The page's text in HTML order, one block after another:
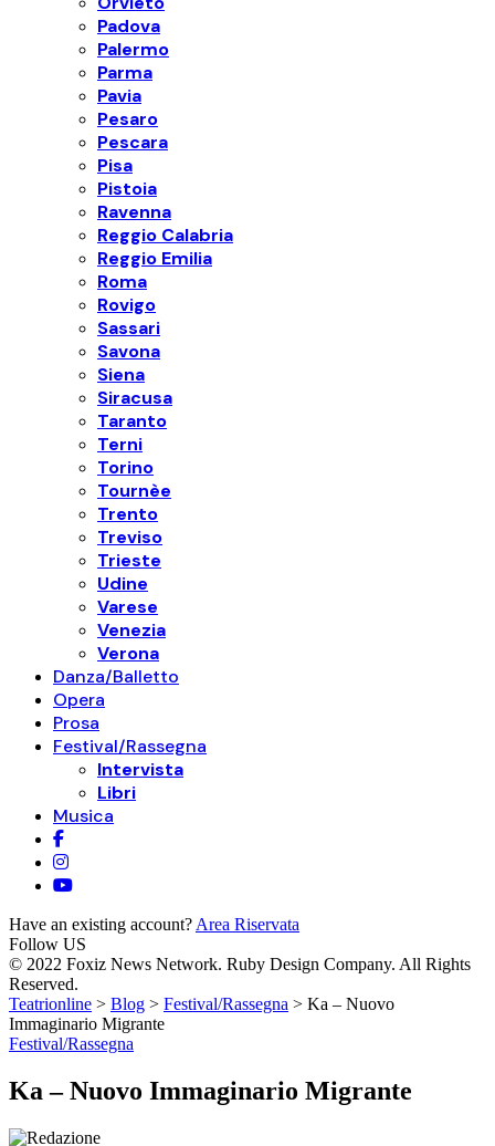
Padova
Palermo
Parma
Pavia
Pesaro
Pescara
Pisa
Pistoia
Ravenna
Reggio Calabria
Reggio Emilia
Roma
Rovigo
Sassari
Savona
Siena
Siracusa
Taranto
Terni
Torino
Tournèe
Trento
Treviso
Trieste
Udine
Varese
Venezia
Verona
Danza/Balletto
Opera
Prosa
Festival/Rassegna
Intervista
Libri
Musica
Have an existing account? Area Riservata
Follow US
© 2022 Foxiz News Network. Ruby Design Company. All Rights
Reserved.
Teatrionline > Blog > Festival/Rassegna > Ka – Nuovo
Immaginario Migrante
Festival/Rassegna
Ka – Nuovo Immaginario Migrante